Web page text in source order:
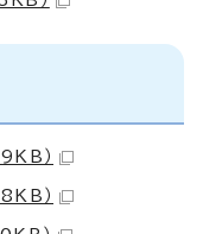
）
）